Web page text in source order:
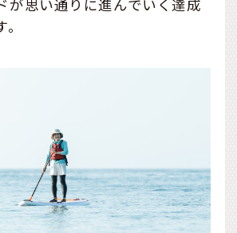
が思い通りに進んでいく達成